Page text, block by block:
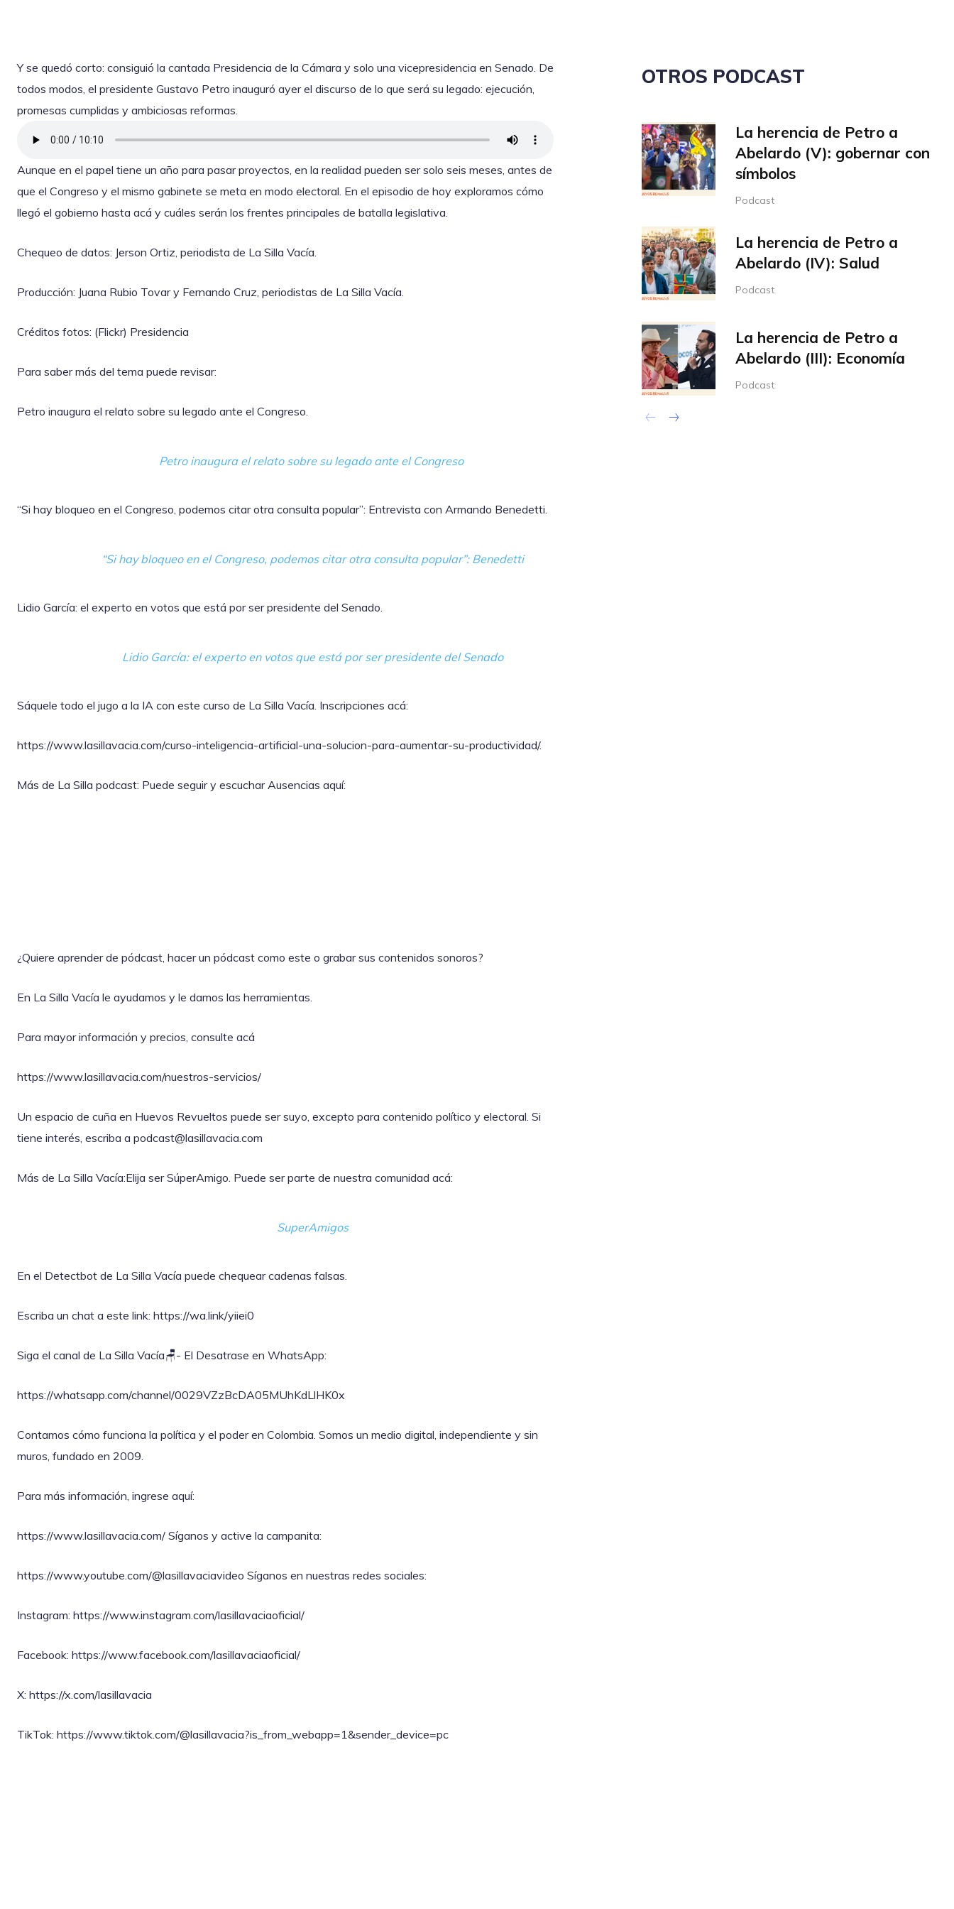
Y se quedó corto: consiguió la cantada Presidencia de la Cámara y solo una vicepresidencia en Senado. De
todos modos, el presidente Gustavo Petro inauguró ayer el discurso de lo que será su legado: ejecución,
promesas cumplidas y ambiciosas reformas.
Aunque en el papel tiene un año para pasar proyectos, en la realidad pueden ser solo seis meses, antes de
que el Congreso y el mismo gabinete se meta en modo electoral. En el episodio de hoy exploramos cómo
llegó el gobierno hasta acá y cuáles serán los frentes principales de batalla legislativa.
Chequeo de datos: Jerson Ortiz, periodista de La Silla Vacía.
Producción: Juana Rubio Tovar y Fernando Cruz, periodistas de La Silla Vacía.
Créditos fotos: (Flickr) Presidencia
Para saber más del tema puede revisar:
Petro inaugura el relato sobre su legado ante el Congreso.
Petro inaugura el relato sobre su legado ante el Congreso
“Si hay bloqueo en el Congreso, podemos citar otra consulta popular”: Entrevista con Armando Benedetti.
“Si hay bloqueo en el Congreso, podemos citar otra consulta popular”: Benedetti
Lidio García: el experto en votos que está por ser presidente del Senado.
Lidio García: el experto en votos que está por ser presidente del Senado
Sáquele todo el jugo a la IA con este curso de La Silla Vacía. Inscripciones acá:
https://www.lasillavacia.com/curso-inteligencia-artificial-una-solucion-para-aumentar-su-productividad/.
Más de La Silla podcast: Puede seguir y escuchar Ausencias aquí:
¿Quiere aprender de pódcast, hacer un pódcast como este o grabar sus contenidos sonoros?
En La Silla Vacía le ayudamos y le damos las herramientas.
Para mayor información y precios, consulte acá
https://www.lasillavacia.com/nuestros-servicios/
Un espacio de cuña en Huevos Revueltos puede ser suyo, excepto para contenido político y electoral. Si
tiene interés, escriba a podcast@lasillavacia.com
Más de La Silla Vacía:Elija ser SúperAmigo. Puede ser parte de nuestra comunidad acá:
SuperAmigos
En el Detectbot de La Silla Vacía puede chequear cadenas falsas.
Escriba un chat a este link: https://wa.link/yiiei0‎
Siga el canal de La Silla Vacía🪑- El Desatrase en WhatsApp:
https://whatsapp.com/channel/0029VZzBcDA05MUhKdLlHK0x
Contamos cómo funciona la política y el poder en Colombia. Somos un medio digital, independiente y sin
muros, fundado en 2009.
Para más información, ingrese aquí:
https://www.lasillavacia.com/ Síganos y active la campanita:
https://www.youtube.com/@lasillavaciavideo Síganos en nuestras redes sociales:
Instagram: https://www.instagram.com/lasillavaciaoficial/
Facebook: https://www.facebook.com/lasillavaciaoficial/
X: https://x.com/lasillavacia
TikTok: https://www.tiktok.com/@lasillavacia?is_from_webapp=1&sender_device=pc
OTROS PODCAST
La herencia de Petro a
Abelardo (V): gobernar con
símbolos
Podcast
La herencia de Petro a
Abelardo (IV): Salud
Podcast
La herencia de Petro a
Abelardo (III): Economía
Podcast